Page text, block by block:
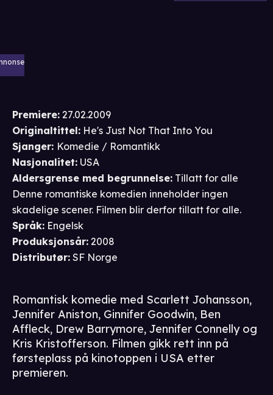
Premiere: 27.02.2009
Originaltittel: He's Just Not That Into You
Sjanger: Komedie / Romantikk
Nasjonalitet: USA
Aldersgrense med begrunnelse: Tillatt for alle
Denne romantiske komedien inneholder ingen
skadelige scener. Filmen blir derfor tillatt for alle.
Språk: Engelsk
Produksjonsår: 2008
Distributør: SF Norge
Romantisk komedie med Scarlett Johansson,
Jennifer Aniston, Ginnifer Goodwin, Ben
Affleck, Drew Barrymore, Jennifer Connelly og
Kris Kristofferson. Filmen gikk rett inn på
førsteplass på kinotoppen i USA etter
premieren.